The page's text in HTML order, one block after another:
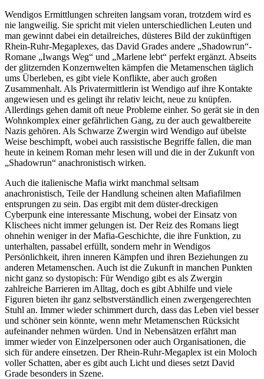
Wendigos Ermittlungen schreiten langsam voran, trotzdem wird es
nie langweilig. Sie spricht mit vielen unterschiedlichen Leuten und
man gewinnt dabei ein detailreiches, düsteres Bild der zukünftigen
Rhein-Ruhr-Megaplexes, das David Grades andere „Shadowrun“-
Romane „Iwangs Weg“ und „Marlene lebt“ perfekt ergänzt. Abseits
der glitzernden Konzernwelten kämpfen die Metamenschen täglich
ums Überleben, es gibt viele Konflikte, aber auch großen
Zusammenhalt. Als Privatermittlerin ist Wendigo auf ihre Kontakte
angewiesen und es gelingt ihr relativ leicht, neue zu knüpfen.
Allerdings gehen damit oft neue Probleme einher. So gerät sie in den
Wohnkomplex einer gefährlichen Gang, zu der auch gewaltbereite
Nazis gehören. Als Schwarze Zwergin wird Wendigo auf übelste
Weise beschimpft, wobei auch rassistische Begriffe fallen, die man
heute in keinem Roman mehr lesen will und die in der Zukunft von
„Shadowrun“ anachronistisch wirken.
Auch die italienische Mafia wirkt manchmal seltsam
anachronistisch, Teile der Handlung scheinen alten Mafiafilmen
entsprungen zu sein. Das ergibt mit dem düster-dreckigen
Cyberpunk eine interessante Mischung, wobei der Einsatz von
Klischees nicht immer gelungen ist. Der Reiz des Romans liegt
ohnehin weniger in der Mafia-Geschichte, die ihre Funktion, zu
unterhalten, passabel erfüllt, sondern mehr in Wendigos
Persönlichkeit, ihren inneren Kämpfen und ihren Beziehungen zu
anderen Metamenschen. Auch ist die Zukunft in manchen Punkten
nicht ganz so dystopisch: Für Wendigo gibt es als Zwergin
zahlreiche Barrieren im Alltag, doch es gibt Abhilfe und viele
Figuren bieten ihr ganz selbstverständlich einen zwergengerechten
Stuhl an. Immer wieder schimmert durch, dass das Leben viel besser
und schöner sein könnte, wenn mehr Metamenschen Rücksicht
aufeinander nehmen würden. Und in Nebensätzen erfährt man
immer wieder von Einzelpersonen oder auch Organisationen, die
sich für andere einsetzen. Der Rhein-Ruhr-Megaplex ist ein Moloch
voller Schatten, aber es gibt auch Licht und dieses setzt David
Grade besonders in Szene.